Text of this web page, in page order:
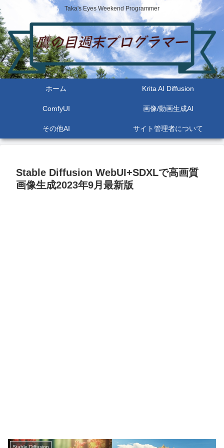
Taka's Eyes Weekend Programmer
ホーム Krita AI Diffusion
ComfyUI 画像/動画生成AI
その他AI サイト管理者について
Stable Diffusion WebUI+SDXLで高画質
画像生成2023年9月最新版
Stable Diffusion